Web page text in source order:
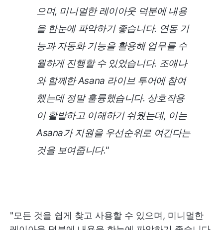
으며, 미니멀한 레이아웃 덕분에 내용
을 한눈에 파악하기 좋습니다. 연동 기
능과 자동화 기능을 활용해 업무를 수
월하게 진행할 수 있었습니다. 조애나
와 함께한 Asana 라이브 투어에 참여
했는데 정말 훌륭했습니다. 상호작용
이 활발하고 이해하기 쉬웠는데, 이는
Asana가 지원을 우선순위로 여긴다는
것을 보여줍니다."
"모든 것을 쉽게 찾고 사용할 수 있으며, 미니멀한